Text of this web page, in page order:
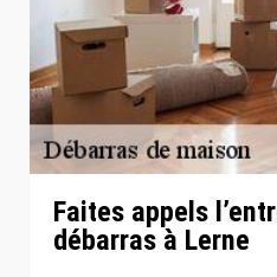
Faites appels
débarras à Lerne